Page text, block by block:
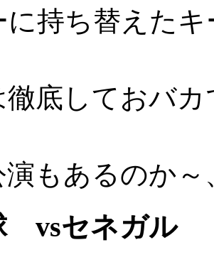
に持ち替えた
徹底しておバ
演もあるのか
vsセネガル